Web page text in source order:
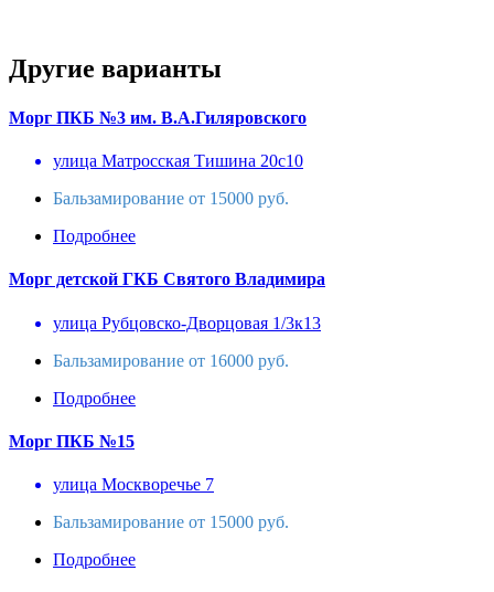
Другие варианты
Морг ПКБ №3 им. В.А.Гиляровского
улица Матросская Тишина 20с10
Бальзамирование от 15000 руб.
Подробнее
Морг детской ГКБ Святого Владимира
улица Рубцовско-Дворцовая 1/3к13
Бальзамирование от 16000 руб.
Подробнее
Морг ПКБ №15
улица Москворечье 7
Бальзамирование от 15000 руб.
Подробнее